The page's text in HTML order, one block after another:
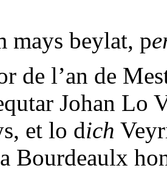
mays beylat, p
de l’an de
Johan Lo
et lo dich
Bourdeaulx